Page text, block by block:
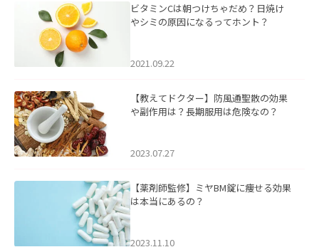
ビタミンCは朝つけちゃだめ？日焼け
やシミの原因になるってホント？
2021.09.22
【教えてドクター】防風通聖散の効果
や副作用は？長期服用は危険なの？
2023.07.27
【薬剤師監修】ミヤBM錠に痩せる効果
は本当にあるの？
2023.11.10